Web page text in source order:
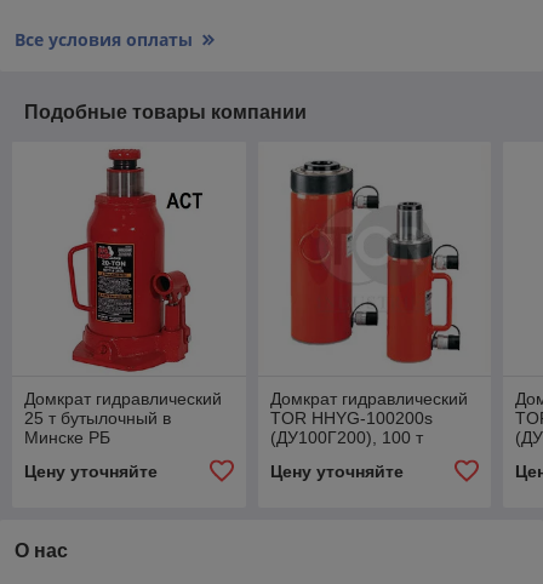
Все условия оплаты
Подобные товары компании
Домкрат гидравлический
25 т бутылочный в
Минске РБ
Цену уточняйте
Домкрат гидравлический
TOR HHYG-100200s
(ДУ100Г200), 100 т
Цену уточняйте
О нас